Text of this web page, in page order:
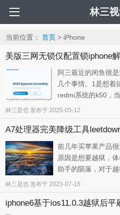
林三
当前位置： 首页> iPhone
美版三网无锁仅配置锁iphone
阿三最近的闲鱼很
几个事情。1是想着
redmi系统的k50，
只是价格太贵，没
人，购买了美版的
因为硬件上的变数太
林三是也发布于 2025-05-12
A7处理器完美降级工具
前几年买苹果产品
原因是想要越狱，
助手的陨落，对于
失。后来虽然也有i4
件，但收敛了很多
限，就连爱奇艺也能
林三是也发布于 2023-07-16
iphone6基于ios11.0.3越狱后平